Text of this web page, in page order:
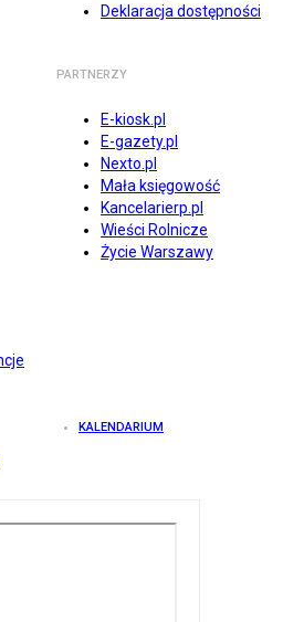
Deklaracja dostępności
PARTNERZY
E-kiosk.pl
E-gazety.pl
Nexto.pl
Mała księgowość
Kancelarierp.pl
Wieści Rolnicze
Życie Warszawy
KALENDARIUM